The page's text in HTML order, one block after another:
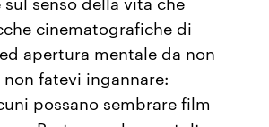
cinematografiche di
apertura mentale da non
fatevi ingannare:
possano sembrare film